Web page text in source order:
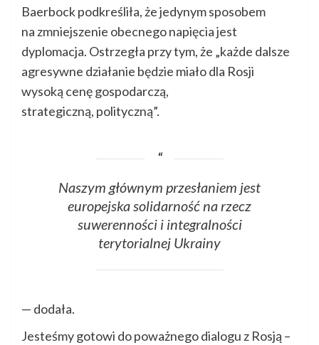
Baerbock podkreśliła, że jedynym sposobem
na zmniejszenie obecnego napięcia jest
dyplomacja. Ostrzegła przy tym, że „każde dalsze
agresywne działanie będzie miało dla Rosji
wysoką cenę gospodarczą,
strategiczną, polityczną”.
Naszym głównym przesłaniem jest
europejska solidarność na rzecz
suwerenności i integralności
terytorialnej Ukrainy
— dodała.
Jesteśmy gotowi do poważnego dialogu z Rosją –